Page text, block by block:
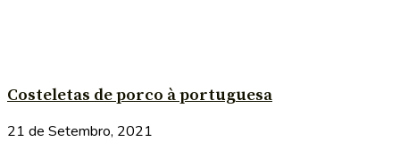
Costeletas de porco à portuguesa
21 de Setembro, 2021